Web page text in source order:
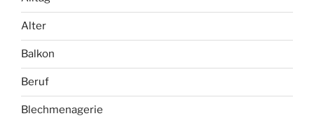
Alter
Balkon
Beruf
Blechmenagerie